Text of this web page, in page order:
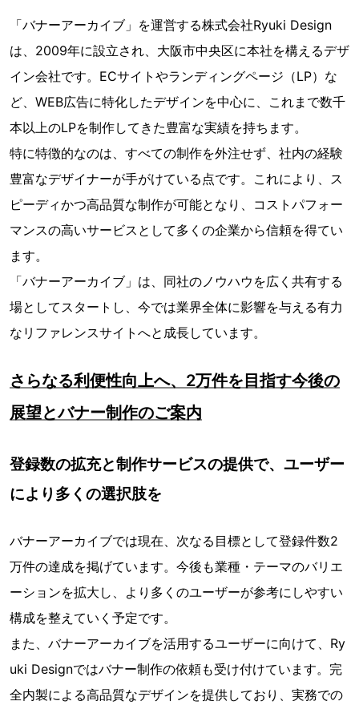
「バナーアーカイブ」を運営する株式会社Ryuki Design
は、2009年に設立され、大阪市中央区に本社を構えるデザ
イン会社です。ECサイトやランディングページ（LP）な
ど、WEB広告に特化したデザインを中心に、これまで数千
本以上のLPを制作してきた豊富な実績を持ちます。
特に特徴的なのは、すべての制作を外注せず、社内の経験
豊富なデザイナーが手がけている点です。これにより、ス
ピーディかつ高品質な制作が可能となり、コストパフォー
マンスの高いサービスとして多くの企業から信頼を得てい
ます。
「バナーアーカイブ」は、同社のノウハウを広く共有する
場としてスタートし、今では業界全体に影響を与える有力
なリファレンスサイトへと成長しています。
さらなる利便性向上へ、2万件を目指す今後の
展望とバナー制作のご案内
登録数の拡充と制作サービスの提供で、ユーザー
により多くの選択肢を
バナーアーカイブでは現在、次なる目標として登録件数2
万件の達成を掲げています。今後も業種・テーマのバリエ
ーションを拡大し、より多くのユーザーが参考にしやすい
構成を整えていく予定です。
また、バナーアーカイブを活用するユーザーに向けて、Ry
uki Designではバナー制作の依頼も受け付けています。完
全内製による高品質なデザインを提供しており、実務での